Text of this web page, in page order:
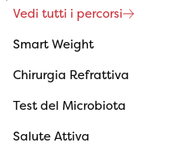
Vedi tutti i percorsi
Smart Weight
Chirurgia Refrattiva
Test del Microbiota
Salute Attiva